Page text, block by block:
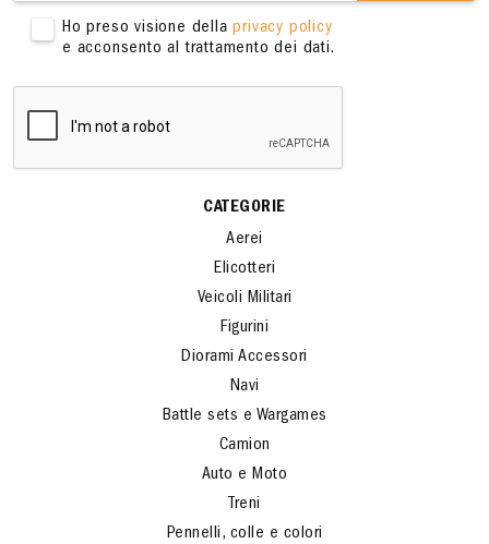
Ho preso visione dellaprivacy policy
e acconsento al trattamento dei dati.
CATEGORIE
Aerei
Elicotteri
Veicoli Militari
Figurini
Diorami Accessori
Navi
Battle sets e Wargames
Camion
Auto e Moto
Treni
Pennelli, colle e colori